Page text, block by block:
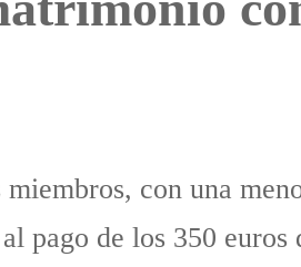
con una
pago de los 350 euros